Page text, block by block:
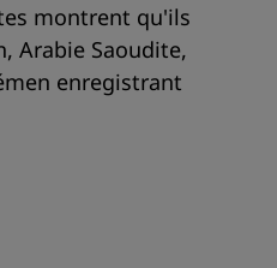
montrent qu'ils
Arabie Saoudite,
enregistrant